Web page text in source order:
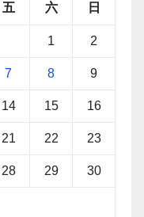
五 六 日
1 2
7 8 9
14 15 16
21 22 23
28 29 30